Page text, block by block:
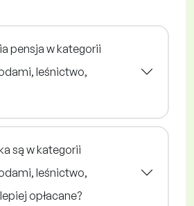
pensja w kategorii
leśnictwo,
są w kategorii
leśnictwo,
opłacane?